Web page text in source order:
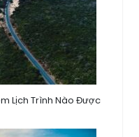
Lịch Trình Nào Được